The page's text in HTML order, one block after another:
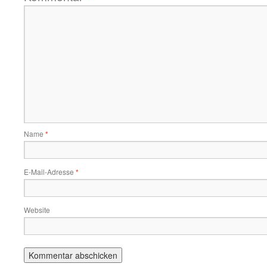
Name *
E-Mail-Adresse *
Website